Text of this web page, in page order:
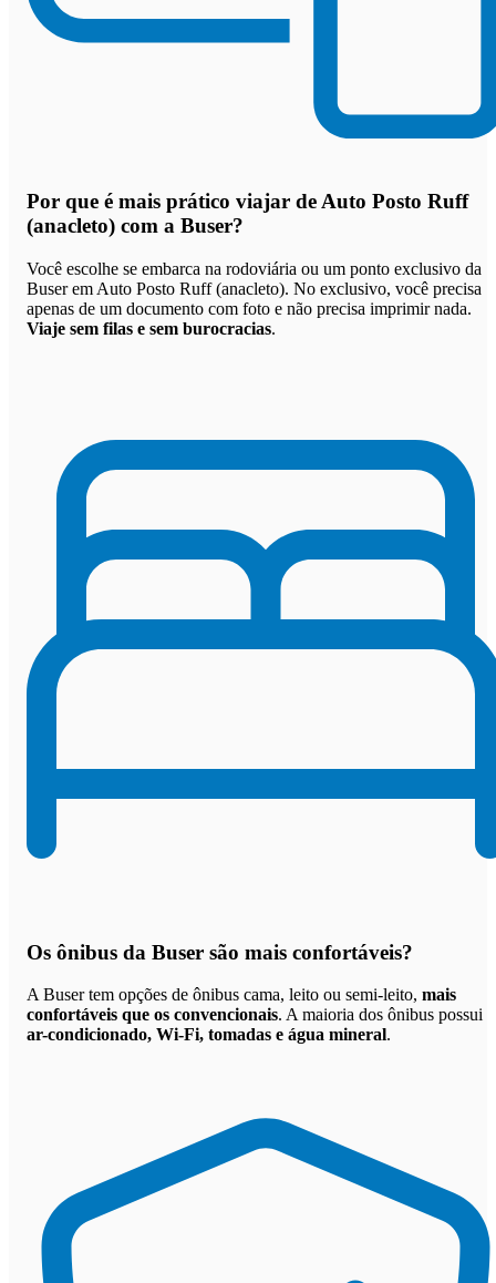
Por que é mais prático viajar de Auto Posto Ruff
(anacleto) com a Buser?
Você escolhe se embarca na rodoviária ou um ponto exclusivo da
Buser em Auto Posto Ruff (anacleto). No exclusivo, você precisa
apenas de um documento com foto e não precisa imprimir nada.
Viaje sem filas e sem burocracias.
Os ônibus da Buser são mais confortáveis?
A Buser tem opções de ônibus cama, leito ou semi-leito, mais
confortáveis que os convencionais. A maioria dos ônibus possui
ar-condicionado, Wi-Fi, tomadas e água mineral.